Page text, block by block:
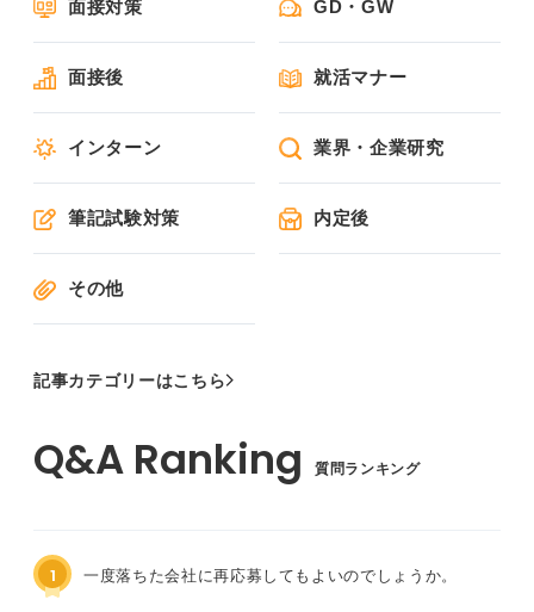
面接対策 GD・GW
面接後 就活マナー
インターン 業界・企業研究
筆記試験対策 内定後
その他
記事カテゴリーはこちら
質問ランキング
1 一度落ちた会社に再応募してもよいのでしょうか。